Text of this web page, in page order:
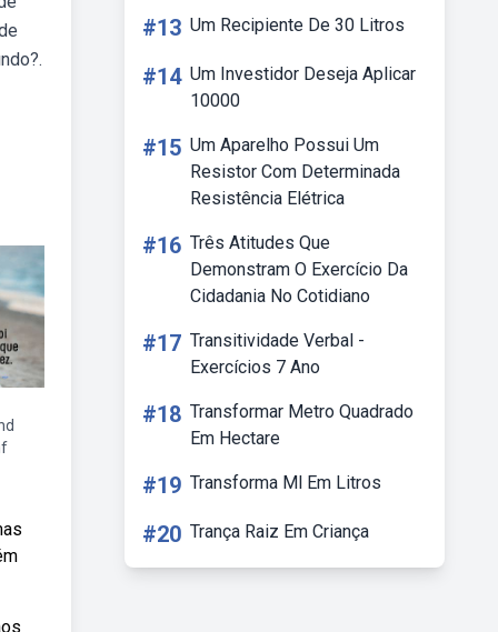
#13 Um Recipiente De 30 Litros
#14 Um Investidor Deseja Aplicar
10000
#15 Um Aparelho Possui Um
Resistor Com Determinada
Resistência Elétrica
#16 Três Atitudes Que
Demonstram O Exercício Da
Cidadania No Cotidiano
#17 Transitividade Verbal -
Exercícios 7 Ano
#18 Transformar Metro Quadrado
Em Hectare
#19 Transforma Ml Em Litros
#20 Trança Raiz Em Criança